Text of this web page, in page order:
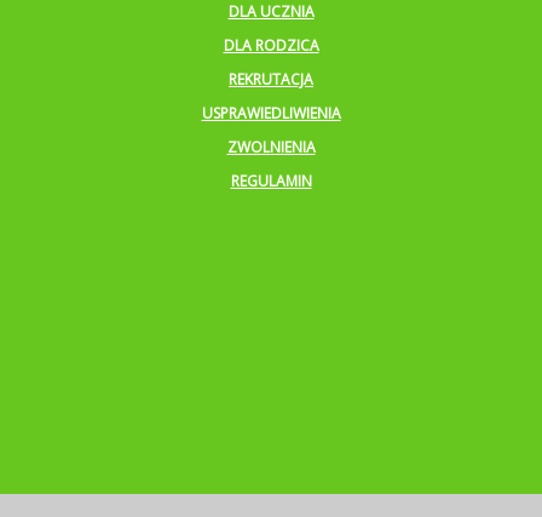
DLA UCZNIA
DLA RODZICA
REKRUTACJA
USPRAWIEDLIWIENIA
ZWOLNIENIA
REGULAMIN